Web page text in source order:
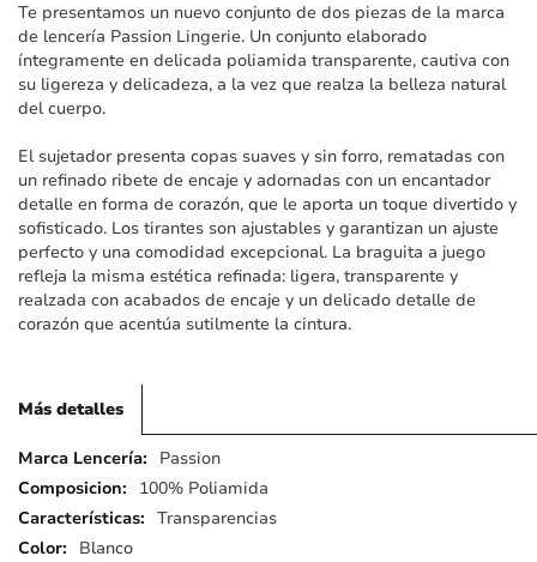
Te presentamos un nuevo conjunto de dos piezas de la marca
de lencería Passion Lingerie. Un conjunto elaborado
íntegramente en delicada poliamida transparente, cautiva con
su ligereza y delicadeza, a la vez que realza la belleza natural
del cuerpo.
El sujetador presenta copas suaves y sin forro, rematadas con
un refinado ribete de encaje y adornadas con un encantador
detalle en forma de corazón, que le aporta un toque divertido y
sofisticado. Los tirantes son ajustables y garantizan un ajuste
perfecto y una comodidad excepcional. La braguita a juego
refleja la misma estética refinada: ligera, transparente y
realzada con acabados de encaje y un delicado detalle de
corazón que acentúa sutilmente la cintura.
Más detalles
Más
detalles
Passion
100% Poliamida
Transparencias
Blanco